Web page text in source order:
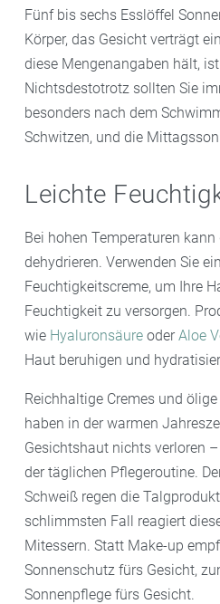
Fünf bis sechs Esslöffel
Körper, das Gesicht verträgt
diese Mengenangaben hält,
Nichtsdestotrotz sollten Sie
besonders nach dem
Schwitzen, und die
Leichte
Bei hohen Temperaturen
dehydrieren. Verwenden Sie
Feuchtigkeitscreme, um Ihre
Feuchtigkeit zu versorgen.
wie Hyaluronsäure oder Aloe
Haut beruhigen und
Reichhaltige Cremes und
haben in der warmen
Gesichtshaut nichts verloren
der täglichen Pflegeroutine.
Schweiß regen die
schlimmsten Fall reagiert
Mitessern. Statt Make-up
Sonnenschutz fürs Gesicht,
Sonnenpflege fürs Gesicht.